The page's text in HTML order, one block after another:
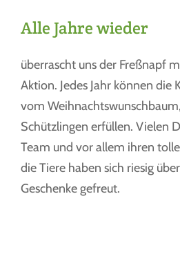
Alle Jahre wieder
überrascht uns der Freßnapf
Aktion. Jedes Jahr können die
vom
Schützlingen erfüllen. Vielen
Team und vor allem ihren
die Tiere haben sich riesig
Geschenke gefreut.